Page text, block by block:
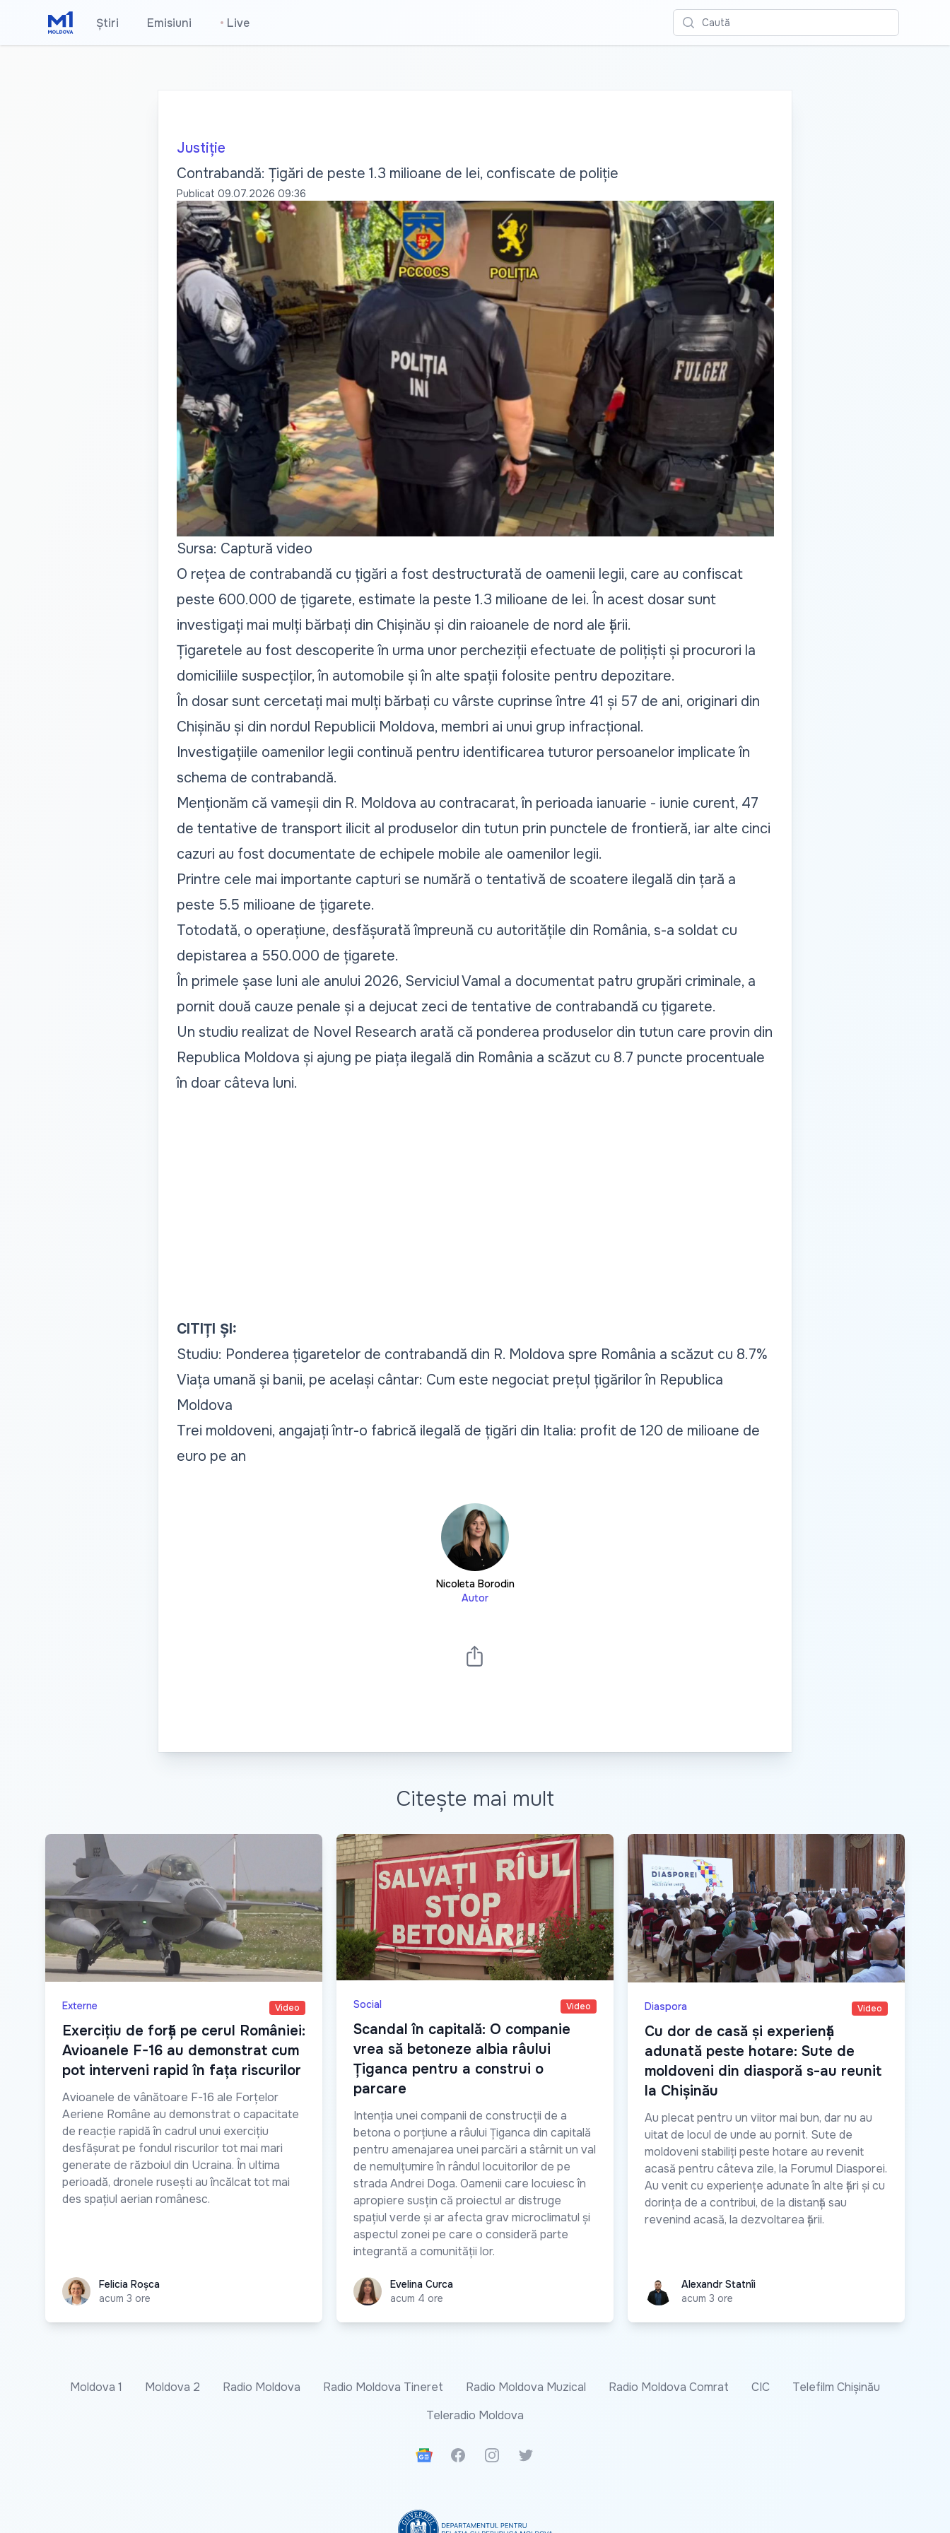
Știri Emisiuni • Live Caută
Justiție
Contrabandă: Țigări de peste 1.3 milioane de lei, confiscate de poliție
Publicat 09.07.2026 09:36
Sursa: Captură video
O rețea de contrabandă cu țigări a fost destructurată de oamenii legii, care au confiscat
peste 600.000 de țigarete, estimate la peste 1.3 milioane de lei. În acest dosar sunt
investigați mai mulți bărbați din Chișinău și din raioanele de nord ale țării.
Țigaretele au fost descoperite în urma unor percheziții efectuate de polițiști și procurori la
domiciliile suspecților, în automobile și în alte spații folosite pentru depozitare.
În dosar sunt cercetați mai mulți bărbați cu vârste cuprinse între 41 și 57 de ani, originari din
Chișinău și din nordul Republicii Moldova, membri ai unui grup infracțional.
Investigațiile oamenilor legii continuă pentru identificarea tuturor persoanelor implicate în
schema de contrabandă.
Menționăm că vameșii din R. Moldova au contracarat, în perioada ianuarie - iunie curent, 47
de tentative de transport ilicit al produselor din tutun prin punctele de frontieră, iar alte cinci
cazuri au fost documentate de echipele mobile ale oamenilor legii.
Printre cele mai importante capturi se numără o tentativă de scoatere ilegală din țară a
peste 5.5 milioane de țigarete.
Totodată, o operațiune, desfășurată împreună cu autoritățile din România, s-a soldat cu
depistarea a 550.000 de țigarete.
În primele șase luni ale anului 2026, Serviciul Vamal a documentat patru grupări criminale, a
pornit două cauze penale și a dejucat zeci de tentative de contrabandă cu țigarete.
Un studiu realizat de Novel Research arată că ponderea produselordin tutun care provin din
Republica Moldova și ajung pe piața ilegală din România a scăzut cu 8.7 puncte procentuale
în doar câteva luni.
CITIȚI ȘI:
Studiu: Ponderea țigaretelor de contrabandă din R. Moldova spre România a scăzut cu 8.7%
Viața umană și banii, pe același cântar: Cum este negociat prețul țigărilor în Republica
Moldova
Trei moldoveni, angajați într-o fabrică ilegală de țigări din Italia: profit de 120 de milioane de
euro pe an
Nicoleta Borodin
Autor
Citește mai mult
Externe Video
Exercițiu de forță pe cerul României:
Avioanele F-16 au demonstrat cum
pot interveni rapid în fața riscurilor
Avioanele de vânătoare F-16 ale Forțelor
Aeriene Române au demonstrat o capacitate
de reacție rapidă în cadrul unui exercițiu
desfășurat pe fondul riscurilor tot mai mari
generate de războiul din Ucraina. În ultima
perioadă, dronele rusești au încălcat tot mai
des spațiul aerian românesc.
Felicia RoșcaFelicia Roșca
acum 3 ore
Social Video
Scandal în capitală: O companie
vrea să betoneze albia râului
Țiganca pentru a construi o
parcare
Intenția unei companii de construcții de a
betona o porțiune a râului Țiganca din capitală
pentru amenajarea unei parcări a stârnit un val
de nemulțumire în rândul locuitorilor de pe
strada Andrei Doga. Oamenii care locuiesc în
apropiere susțin că proiectul ar distruge
spațiul verde și ar afecta grav microclimatul și
aspectul zonei pe care o consideră parte
integrantă a comunității lor.
Evelina CurcaEvelina Curca
acum 4 ore
Diaspora Video
Cu dor de casă și experiență
adunată peste hotare: Sute de
moldoveni din diasporă s-au reunit
la Chișinău
Au plecat pentru un viitor mai bun, dar nu au
uitat de locul de unde au pornit. Sute de
moldoveni stabiliți peste hotare au revenit
acasă pentru câteva zile, la Forumul Diasporei.
Au venit cu experiențe adunate în alte țări și cu
dorința de a contribui, de la distanță sau
revenind acasă, la dezvoltarea țării.
Alexandr Statnîi
Alexandr Statnîi
acum 3 ore
Moldova 1 Moldova 2 Radio Moldova Radio Moldova Tineret Radio Moldova Muzical Radio Moldova Comrat CIC
Telefilm Chișinău
Teleradio Moldova
Google News
FacebookInstagramTwitter